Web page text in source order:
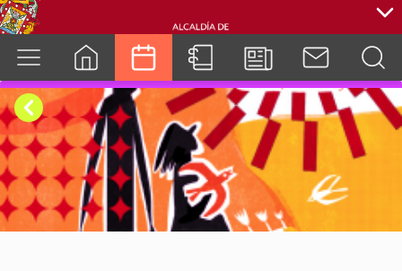
cuenca.gob.ec